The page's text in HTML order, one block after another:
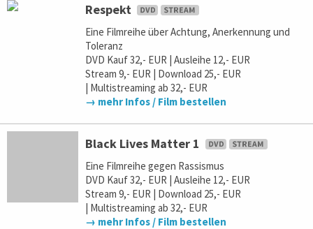
Respekt
Eine Filmreihe über Achtung, Anerkennung und
Toleranz
DVD Kauf 32,- EUR | Ausleihe 12,- EUR
Stream 9,- EUR | Download 25,- EUR
| Multistreaming ab 32,- EUR
→ mehr Infos / Film bestellen
Black Lives Matter 1
Eine Filmreihe gegen Rassismus
DVD Kauf 32,- EUR | Ausleihe 12,- EUR
Stream 9,- EUR | Download 25,- EUR
| Multistreaming ab 32,- EUR
→ mehr Infos / Film bestellen